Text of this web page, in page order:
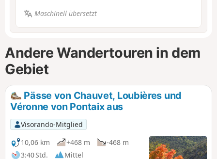
Maschinell übersetzt
Andere Wandertouren in dem
Gebiet
Pässe von Chauvet, Loubières und
Véronne von Pontaix aus
Visorando-Mitglied
10,06 km
+468 m
-468 m
3:40 Std.
Mittel